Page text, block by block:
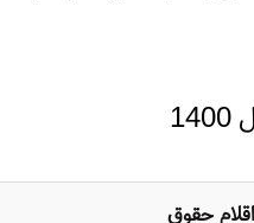
اقلام حقوق